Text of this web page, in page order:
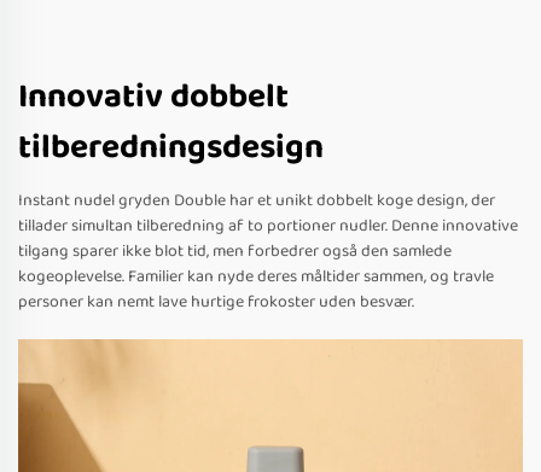
Innovativ dobbelt
tilberedningsdesign
Instant nudel gryden Double har et unikt dobbelt koge design, der
tillader simultan tilberedning af to portioner nudler. Denne innovative
tilgang sparer ikke blot tid, men forbedrer også den samlede
kogeoplevelse. Familier kan nyde deres måltider sammen, og travle
personer kan nemt lave hurtige frokoster uden besvær.